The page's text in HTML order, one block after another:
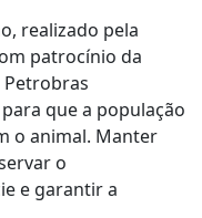
realizado pela
patrocínio da
que a população
o animal. Manter
o
e garantir a